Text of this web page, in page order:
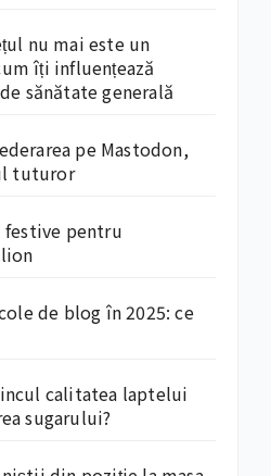
nu mai este un
îți influențează
sănătate generală
pe Mastodon,
tuturor
pentru
de blog în 2025: ce
calitatea laptelui
sugarului?